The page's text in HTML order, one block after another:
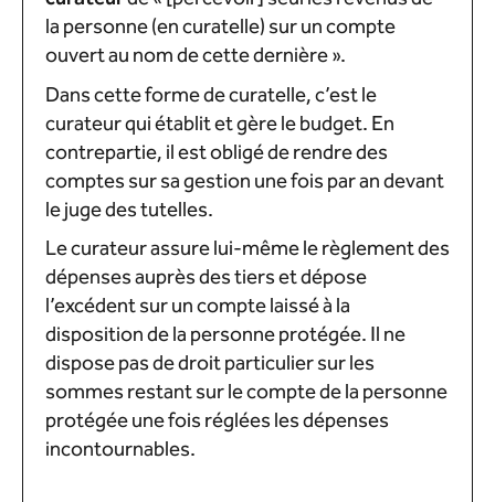
la personne (en curatelle) sur un compte
ouvert au nom de cette dernière ».
Dans cette forme de curatelle, c’est le
curateur qui établit et gère le budget. En
contrepartie, il est obligé de rendre des
comptes sur sa gestion une fois par an devant
le juge des tutelles.
Le curateur assure lui-même le règlement des
dépenses auprès des tiers et dépose
l’excédent sur un compte laissé à la
disposition de la personne protégée. Il ne
dispose pas de droit particulier sur les
sommes restant sur le compte de la personne
protégée une fois réglées les dépenses
incontournables.